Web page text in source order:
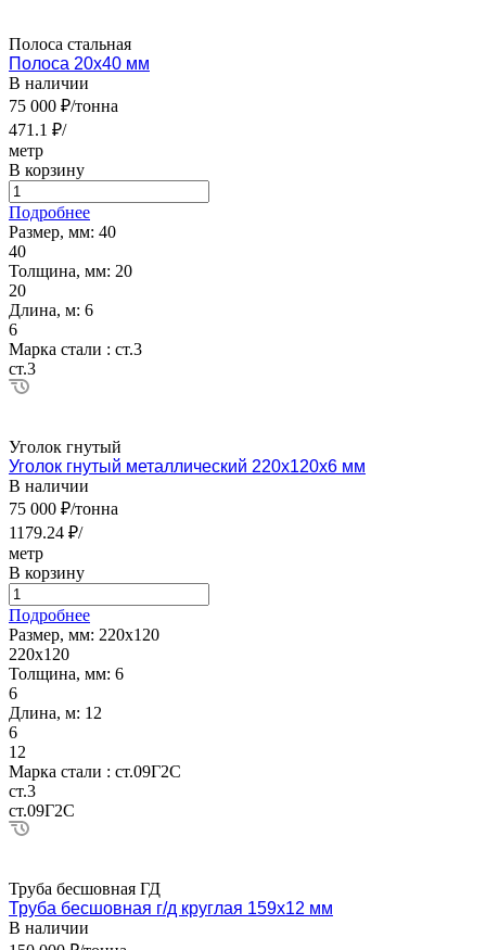
Полоса стальная
Полоса 20х40 мм
В наличии
75 000 ₽/тонна
471.1 ₽/
метр
В корзину
Подробнее
Размер, мм: 40
40
Толщина, мм: 20
20
Длина, м: 6
6
Марка стали : ст.3
ст.3
Уголок гнутый
Уголок гнутый металлический 220х120х6 мм
В наличии
75 000 ₽/тонна
1179.24 ₽/
метр
В корзину
Подробнее
Размер, мм: 220х120
220х120
Толщина, мм: 6
6
Длина, м: 12
6
12
Марка стали : ст.09Г2С
ст.3
ст.09Г2С
Труба бесшовная ГД
Труба бесшовная г/д круглая 159х12 мм
В наличии